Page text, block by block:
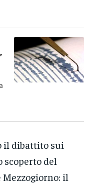
il dibattito sui
scoperto del
il